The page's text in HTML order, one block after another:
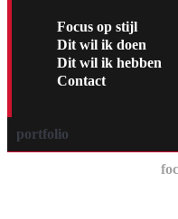
Focus op stijl
Dit wil ik doen
Dit wil ik hebben
Contact
portfolio